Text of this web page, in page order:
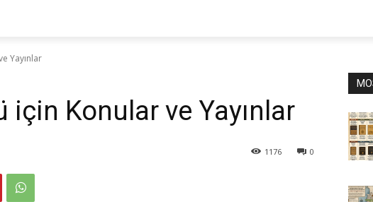
Yayınlar
için Konular ve Yayınlar
0
1176